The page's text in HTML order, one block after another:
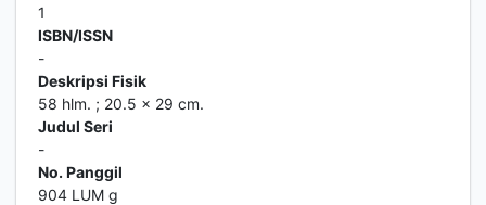
1
ISBN/ISSN
-
Deskripsi Fisik
58 hlm. ; 20.5 x 29 cm.
Judul Seri
-
No. Panggil
904 LUM g